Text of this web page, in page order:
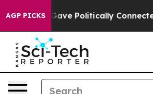
AGP PICKSGave Politically Connected